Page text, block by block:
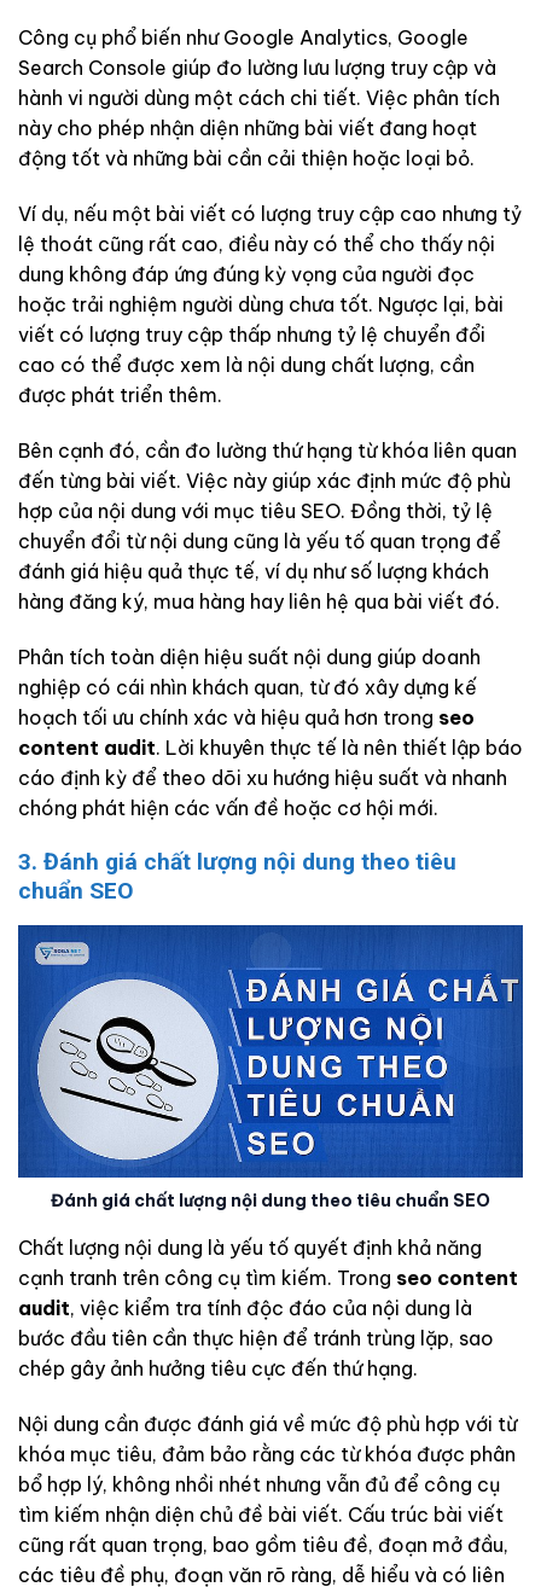
Công cụ phổ biến như Google Analytics, Google
Search Console giúp đo lường lưu lượng truy cập và
hành vi người dùng một cách chi tiết. Việc phân tích
này cho phép nhận diện những bài viết đang hoạt
động tốt và những bài cần cải thiện hoặc loại bỏ.
Ví dụ, nếu một bài viết có lượng truy cập cao nhưng tỷ
lệ thoát cũng rất cao, điều này có thể cho thấy nội
dung không đáp ứng đúng kỳ vọng của người đọc
hoặc trải nghiệm người dùng chưa tốt. Ngược lại, bài
viết có lượng truy cập thấp nhưng tỷ lệ chuyển đổi
cao có thể được xem là nội dung chất lượng, cần
được phát triển thêm.
Bên cạnh đó, cần đo lường thứ hạng từ khóa liên quan
đến từng bài viết. Việc này giúp xác định mức độ phù
hợp của nội dung với mục tiêu SEO. Đồng thời, tỷ lệ
chuyển đổi từ nội dung cũng là yếu tố quan trọng để
đánh giá hiệu quả thực tế, ví dụ như số lượng khách
hàng đăng ký, mua hàng hay liên hệ qua bài viết đó.
Phân tích toàn diện hiệu suất nội dung giúp doanh
nghiệp có cái nhìn khách quan, từ đó xây dựng kế
hoạch tối ưu chính xác và hiệu quả hơn trong seo
content audit. Lời khuyên thực tế là nên thiết lập báo
cáo định kỳ để theo dõi xu hướng hiệu suất và nhanh
chóng phát hiện các vấn đề hoặc cơ hội mới.
3. Đánh giá chất lượng nội dung theo tiêu
chuẩn SEO
Đánh giá chất lượng nội dung theo tiêu chuẩn SEO
Chất lượng nội dung là yếu tố quyết định khả năng
cạnh tranh trên công cụ tìm kiếm. Trong seo content
audit, việc kiểm tra tính độc đáo của nội dung là
bước đầu tiên cần thực hiện để tránh trùng lặp, sao
chép gây ảnh hưởng tiêu cực đến thứ hạng.
Nội dung cần được đánh giá về mức độ phù hợp với từ
khóa mục tiêu, đảm bảo rằng các từ khóa được phân
bổ hợp lý, không nhồi nhét nhưng vẫn đủ để công cụ
tìm kiếm nhận diện chủ đề bài viết. Cấu trúc bài viết
cũng rất quan trọng, bao gồm tiêu đề, đoạn mở đầu,
các tiêu đề phụ, đoạn văn rõ ràng, dễ hiểu và có liên